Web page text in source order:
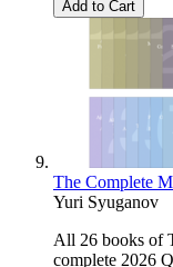
Add to Cart
The Complete
Yuri Syuganov
All 26 books of
complete 2026